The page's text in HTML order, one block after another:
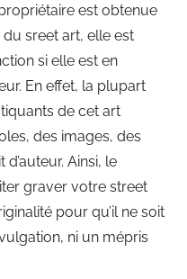
est obtenue
sreet art, elle est
si elle est en
En effet, la plupart
de cet art
des images, des
Ainsi, le
graver votre street
pour qu’il ne soit
ni un mépris